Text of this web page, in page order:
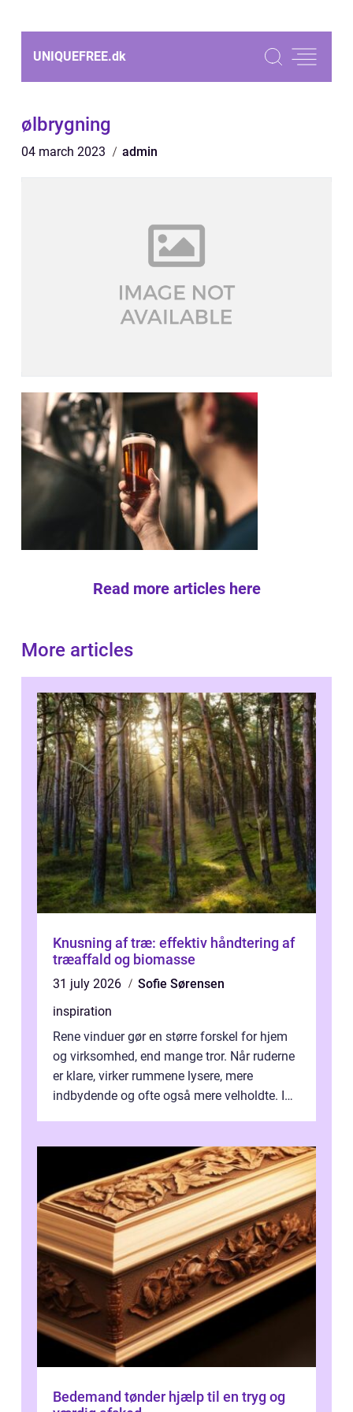
UNIQUEFREE.dk
ølbrygning
04 march 2023 admin
Read more articles here
More articles
Knusning af træ: effektiv håndtering af
træaffald og biomasse
31 july 2026
Sofie Sørensen
inspiration
Rene vinduer gør en større forskel for hjem
og virksomhed, end mange tror. Når ruderne
er klare, virker rummene lysere, mere
indbydende og ofte også mere velholdte. I
Bedemand tønder hjælp til en tryg og